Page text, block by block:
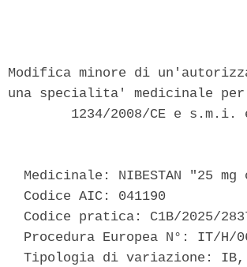
Modifica minore di
una specialita' medicinale per
1234/2008/CE e
Medicinale: NIBESTAN "25
  Codice AIC: 041190
Codice pratica: C1B/2025/
Procedura Europea N°: IT/
Tipologia di variazione: